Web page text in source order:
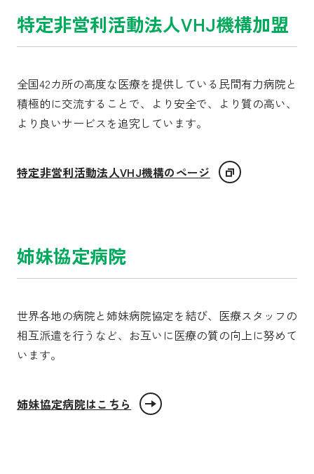
特定非営利活動法人VHJ機構加盟
全国42カ所の高度な医療を提供している民間有力病院と
積極的に交流することで、より安全で、より質の高い、
より良いサービスを追究しています。
特定非営利活動法人VHJ機構のページ
姉妹協定病院
世界各地の病院と姉妹病院協定を結び、医療スタッフの
相互派遣を行うなど、お互いに医療の質の向上に努めて
います。
姉妹協定病院はこちら